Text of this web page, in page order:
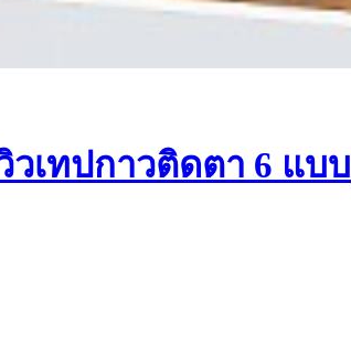
เทปกาวติดตา 6 แบบ